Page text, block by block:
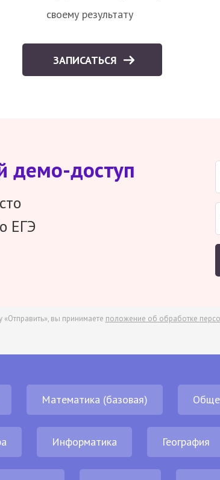
своему результату
ЗАПИСАТЬСЯ
демо-доступ
ЕГЭ
вы принимаете положение об обработке
Математика (базовая)
Информатика География